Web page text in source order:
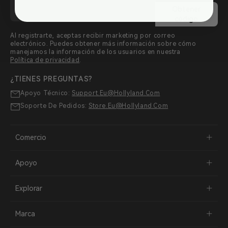
Al registrarte, aceptas recibir marketing por correo
electrónico. Puedes obtener más información sobre cómo
manejamos la información de los usuarios en nuestra
Política de privacidad .
¿TIENES PREGUNTAS?
Apoyo Técnico: Support.eu@hollyland.com
Soporte De Pedidos: Store.eu@hollyland.com
Comercio
Apoyo
Explorar
Marca